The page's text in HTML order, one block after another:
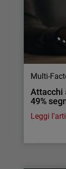
Multi-
Attacchi
49%
Leggi